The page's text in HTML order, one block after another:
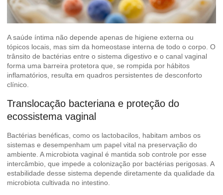
A saúde íntima não depende apenas de higiene externa ou
tópicos locais, mas sim da homeostase interna de todo o corpo. O
trânsito de bactérias entre o sistema digestivo e o canal vaginal
forma uma barreira protetora que, se rompida por hábitos
inflamatórios, resulta em quadros persistentes de desconforto
clínico.
Translocação bacteriana e proteção do
ecossistema vaginal
Bactérias benéficas, como os lactobacilos, habitam ambos os
sistemas e desempenham um papel vital na preservação do
ambiente. A microbiota vaginal é mantida sob controle por esse
intercâmbio, que impede a colonização por bactérias perigosas. A
estabilidade desse sistema depende diretamente da qualidade da
microbiota cultivada no intestino.